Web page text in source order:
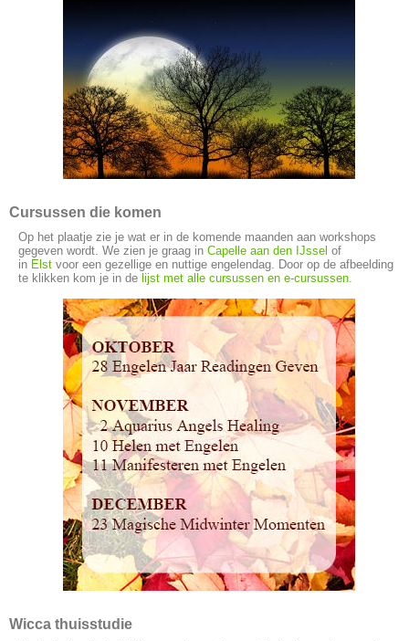
Cursussen die komen
Op het plaatje zie je wat er in de komende maanden aan workshops
gegeven wordt. We zien je graag in Capelle aan den IJssel of
in Elst voor een gezellige en nuttige engelendag. Door op de afbeelding
te klikken kom je in de lijst met alle cursussen en e-cursussen.
Wicca thuisstudie